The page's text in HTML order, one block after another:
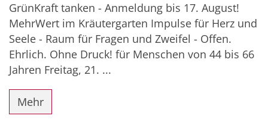
GrünKraft tanken - Anmeldung bis 17. August!
MehrWert im Kräutergarten Impulse für Herz und
Seele - Raum für Fragen und Zweifel - Offen.
Ehrlich. Ohne Druck! für Menschen von 44 bis 66
Jahren Freitag, 21. ...
Mehr